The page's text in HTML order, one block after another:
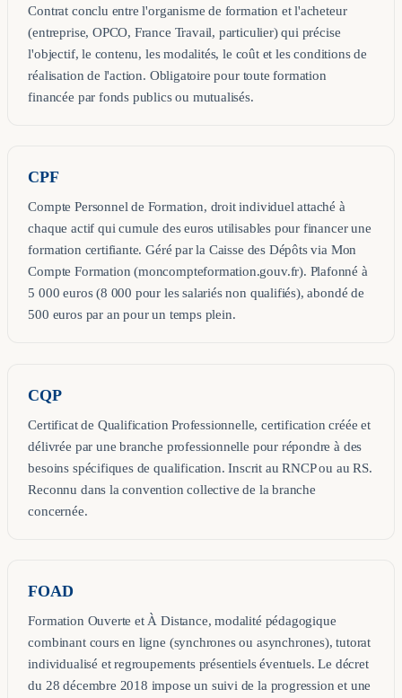
Contrat conclu entre l'organisme de formation et l'acheteur
(entreprise, OPCO, France Travail, particulier) qui précise
l'objectif, le contenu, les modalités, le coût et les conditions de
réalisation de l'action. Obligatoire pour toute formation
financée par fonds publics ou mutualisés.
CPF
Compte Personnel de Formation, droit individuel attaché à
chaque actif qui cumule des euros utilisables pour financer une
formation certifiante. Géré par la Caisse des Dépôts via Mon
Compte Formation (moncompteformation.gouv.fr). Plafonné à
5 000 euros (8 000 pour les salariés non qualifiés), abondé de
500 euros par an pour un temps plein.
CQP
Certificat de Qualification Professionnelle, certification créée et
délivrée par une branche professionnelle pour répondre à des
besoins spécifiques de qualification. Inscrit au RNCP ou au RS.
Reconnu dans la convention collective de la branche
concernée.
FOAD
Formation Ouverte et À Distance, modalité pédagogique
combinant cours en ligne (synchrones ou asynchrones), tutorat
individualisé et regroupements présentiels éventuels. Le décret
du 28 décembre 2018 impose un suivi de la progression et une